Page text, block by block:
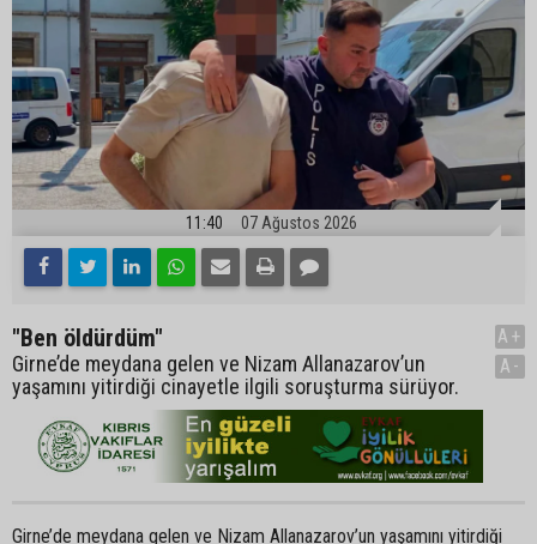
11:40 07 Ağustos 2026
"Ben öldürdüm"
Girne’de meydana gelen ve Nizam Allanazarov’un
yaşamını yitirdiği cinayetle ilgili soruşturma sürüyor.
A+
A-
Girne’de meydana gelen ve Nizam Allanazarov’un yaşamını yitirdiği